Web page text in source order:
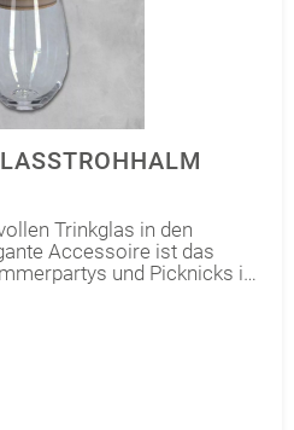
Trinkglas in den
Accessoire ist das
und Picknicks im
der Glasstrohhalm für ein
sorgt. Mache Dich bereit